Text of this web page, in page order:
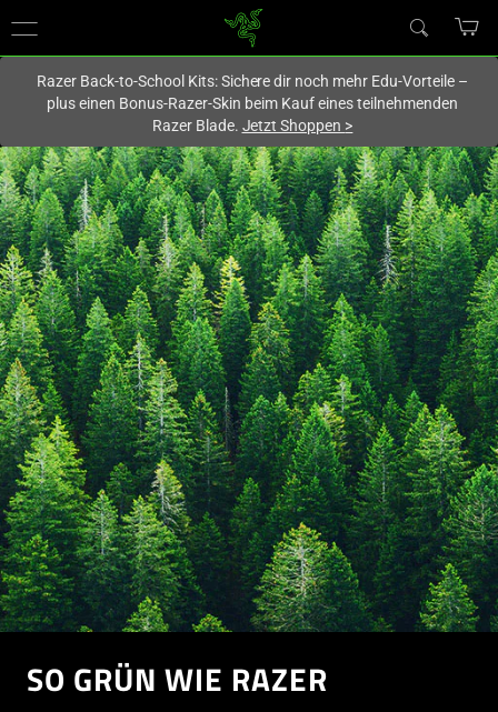
Du befindest dich aktuell auf der Website von
Razer Back-to-School Kits: Sichere dir noch mehr Edu-Vorteile –
plus einen Bonus-Razer-Skin beim Kauf eines teilnehmenden
Razer Blade. Jetzt Shoppen >
SO GRÜN WIE RAZER